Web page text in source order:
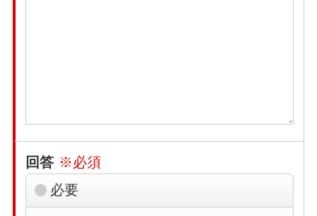
回答 ※必須
必要